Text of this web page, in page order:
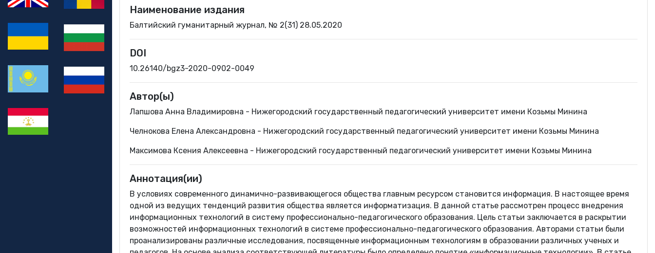
Наименование издания
Балтийский гуманитарный журнал, № 2(31) 28.05.2020
DOI
10.26140/bgz3-2020-0902-0049
Автор(ы)
Лапшова Анна Владимировна - Нижегородский государственный педагогический университет имени Козьмы Минина
Челнокова Елена Александровна - Нижегородский государственный педагогический университет имени Козьмы Минина
Максимова Ксения Алексеевна - Нижегородский государственный педагогический университет имени Козьмы Минина
Аннотация(ии)
В условиях современного динамично-развивающегося общества главным ресурсом становится информация. В настоящее время
одной из ведущих тенденций развития общества является информатизация. В данной статье рассмотрен процесс внедрения
информационных технологий в систему профессионально-педагогического образования. Цель статьи заключается в раскрытии
возможностей информационных технологий в системе профессионально-педагогического образования. Авторами статьи были
проанализированы различные исследования, посвященные информационным технологиям в образовании различных ученых и